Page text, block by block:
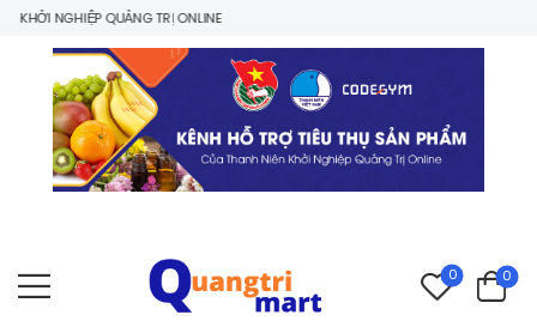
NGHIỆP QUẢNG TRỊ ONLINE
0 0